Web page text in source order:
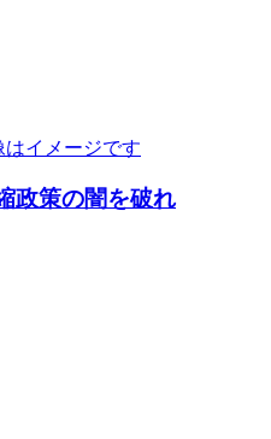
政策の闇を破れ